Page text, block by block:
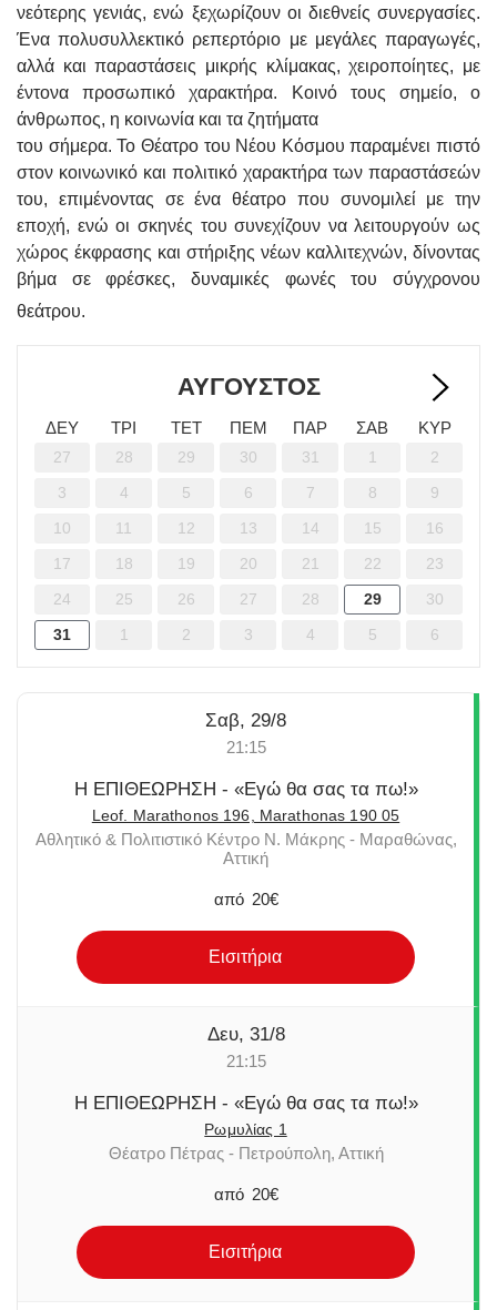
νεότερης γενιάς, ενώ ξεχωρίζουν οι διεθνείς συνεργασίες.
Ένα πολυσυλλεκτικό ρεπερτόριο με μεγάλες παραγωγές,
αλλά και παραστάσεις μικρής κλίμακας, χειροποίητες, με
έντονα προσωπικό χαρακτήρα. Κοινό τους σημείο, ο
άνθρωπος, η κοινωνία και τα ζητήματα
του σήμερα. Το Θέατρο του Νέου Κόσμου παραμένει πιστό
στον κοινωνικό και πολιτικό χαρακτήρα των παραστάσεών
του, επιμένοντας σε ένα θέατρο που συνομιλεί με την
εποχή, ενώ οι σκηνές του συνεχίζουν να λειτουργούν ως
χώρος έκφρασης και στήριξης νέων καλλιτεχνών, δίνοντας
βήμα σε φρέσκες, δυναμικές φωνές του σύγχρονου
θεάτρου.
ΑΎΓΟΥΣΤΟΣ
ΔΕΥ ΤΡΙ ΤΕΤ ΠΕΜ ΠΑΡ ΣΑΒ ΚΥΡ
27 28 29 30 31 1
2
3
4 5 6 7 8
9
10
11 12 13 14 15
16
17
18 19 20 21 22
23
24
25 26 27 28 29
30
31
1 2 3 4 5 6
Σαβ, 29/8
21:15
Η ΕΠΙΘΕΩΡΗΣΗ - «Εγώ θα σας τα πω!»
Leof. Marathonos 196, Marathonas 190 05
Αθλητικό & Πολιτιστικό Κέντρο Ν. Μάκρης - Μαραθώνας,
Αττική
από 20€
Εισιτήρια
Δευ, 31/8
21:15
Η ΕΠΙΘΕΩΡΗΣΗ - «Εγώ θα σας τα πω!»
Ρωμυλίας 1
Θέατρο Πέτρας - Πετρούπολη, Αττική
από 20€
Εισιτήρια